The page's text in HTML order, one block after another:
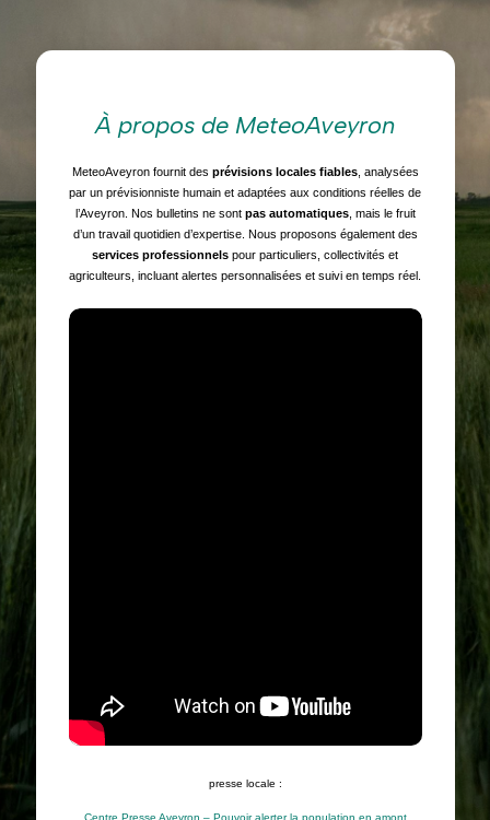
À propos de MeteoAveyron
MeteoAveyron fournit des prévisions locales fiables, analysées
par un prévisionniste humain et adaptées aux conditions réelles de
l’Aveyron. Nos bulletins ne sont pas automatiques, mais le fruit
d’un travail quotidien d’expertise. Nous proposons également des
services professionnels pour particuliers, collectivités et
agriculteurs, incluant alertes personnalisées et suivi en temps réel.
presse locale :
Centre Presse Aveyron – Pouvoir alerter la population en amont